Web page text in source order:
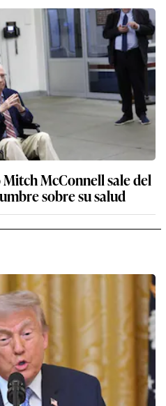
McConnell sale del
sobre su salud